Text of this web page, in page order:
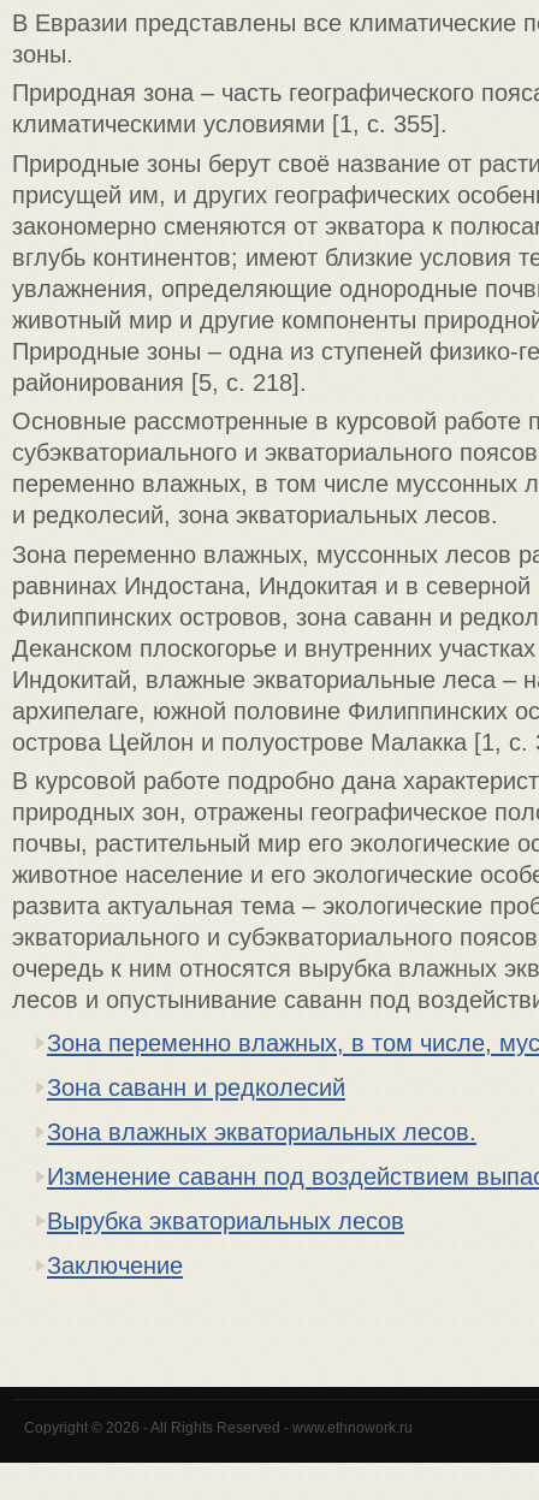
В Евразии представлены все климатические
зоны.
Природная зона – часть географического
климатическими условиями [1, с. 355].
Природные зоны берут своё название от
присущей им, и других географических
закономерно сменяются от экватора к
вглубь континентов; имеют близкие условия
увлажнения, определяющие однородные
животный мир и другие компоненты
Природные зоны – одна из ступеней физико-
районирования [5, с. 218].
Основные рассмотренные в курсовой работе
субэкваториального и экваториального
переменно влажных, в том числе муссонных
и редколесий, зона экваториальных лесов.
Зона переменно влажных, муссонных лесов
равнинах Индостана, Индокитая и в северной
Филиппинских островов, зона саванн и
Деканском плоскогорье и внутренних
Индокитай, влажные экваториальные леса –
архипелаге, южной половине Филиппинских
острова Цейлон и полуострове Малакка [1, с.
В курсовой работе подробно дана
природных зон, отражены географическое
почвы, растительный мир его экологические
животное население и его экологические
развита актуальная тема – экологические
экваториального и субэкваториального
очередь к ним относятся вырубка влажных
лесов и опустынивание саванн под
Зона переменно влажных, в том числе,
Зона саванн и редколесий
Зона влажных экваториальных лесов.
Изменение саванн под воздействием
Вырубка экваториальных лесов
Заключение
Copyright © 2026 - All Rights Reserved - www.ethnowork.ru